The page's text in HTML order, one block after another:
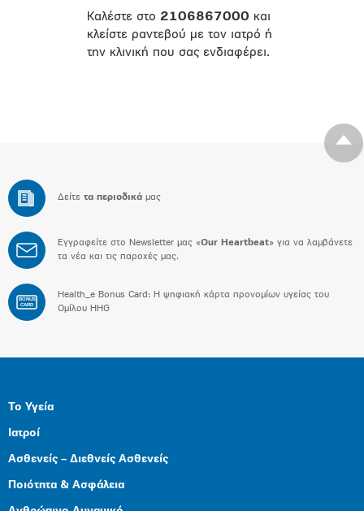
Καλέστε στο 2106867000 και
κλείστε ραντεβού με τον ιατρό ή
την κλινική που σας ενδιαφέρει.
Δείτε τα περιοδικά μας
Εγγραφείτε στο Newsletter μας «Our Heartbeat» για να λαμβάνετε
τα νέα και τις παροχές μας.
BONUS
CARD
Health_e Bonus Card: H ψηφιακή κάρτα προνομίων υγείας του
Ομίλου HHG
Το Υγεία
Ιατροί
Ασθενείς – Διεθνείς Ασθενείς
Ποιότητα & Ασφάλεια